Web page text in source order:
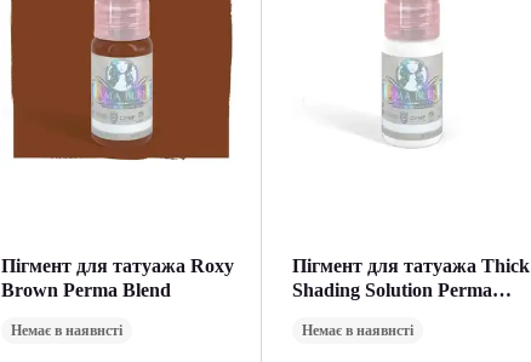
Пігмент для татуажа Roxy
Brown Perma Blend
Немає в наявнсті
Пігмент для татуажа Thick
Shading Solution Perma
Немає в наявнсті